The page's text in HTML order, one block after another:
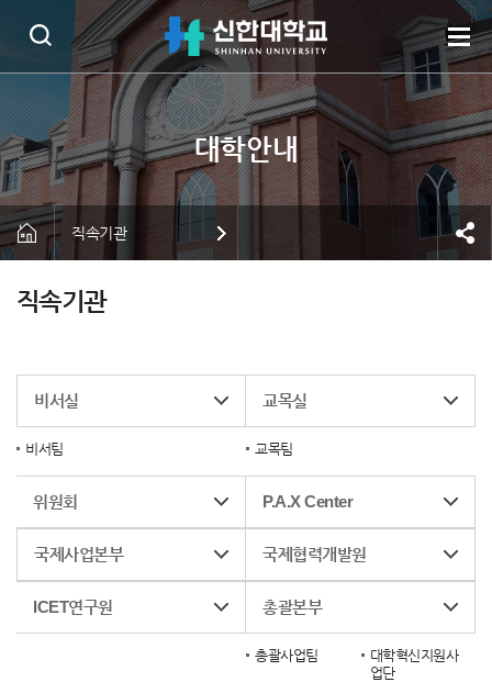
직속기관
직속기관
비서실
비서팀
교목실
교목팀
위원회 P.A.X Center
국제사업본부 국제협력개발원
ICET연구원 총괄본부
총괄사업팀
대학혁신지원사
업단